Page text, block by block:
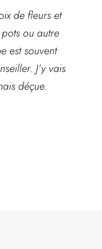
de fleurs et
ou autre
est souvent
J’y vais
déçue.